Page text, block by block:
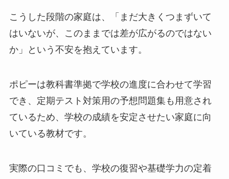
こうした段階の家庭は、「まだ大きくつまずいて
はいないが、このままでは差が広がるのではない
か」という不安を抱えています。
ポピーは教科書準拠で学校の進度に合わせて学習
でき、定期テスト対策用の予想問題集も用意され
ているため、学校の成績を安定させたい家庭に向
いている教材です。
実際の口コミでも、学校の復習や基礎学力の定着